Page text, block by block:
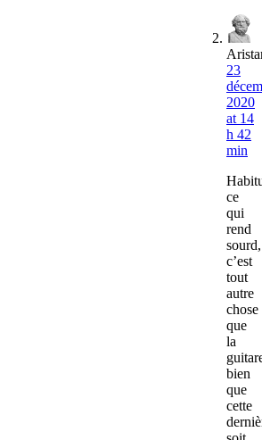
23
2020
at 14
h 42
min
ce
qui
rend
sourd,
c’est
tout
autre
chose
que
la
bien
que
cette